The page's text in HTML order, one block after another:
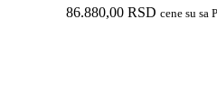
86.880,00 RSD cene su sa